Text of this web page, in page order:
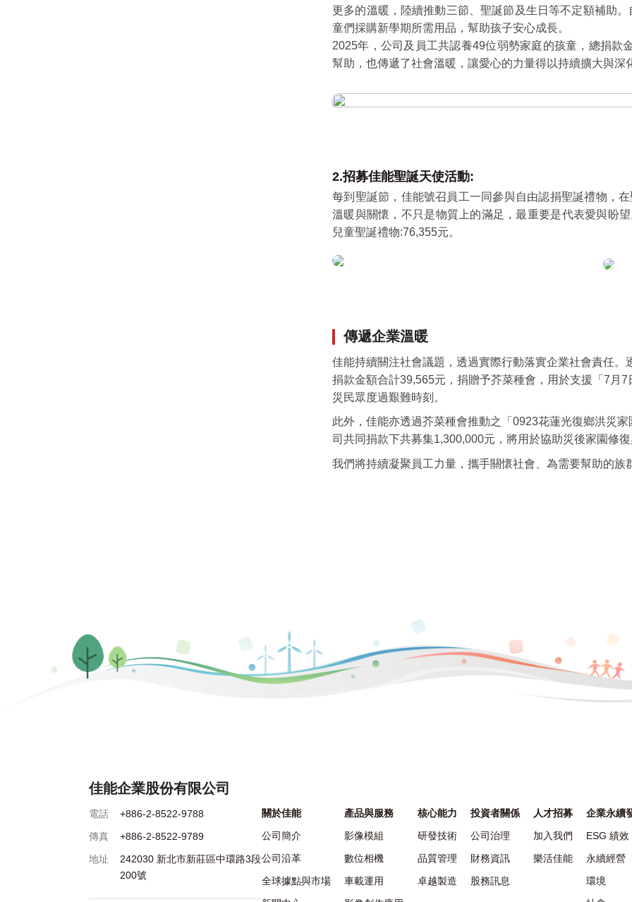
更多的溫暖，陸續推動三節、聖誕節及生日等不定額補助
童們採購新學期所需用品，幫助孩子安心成長。
2025年，公司及員工共認養49位弱勢家庭的孩童，總捐款
幫助，也傳遞了社會溫暖，讓愛心的力量得以持續擴大與深
2.招募佳能聖誕天使活動:
每到聖誕節，佳能號召員工一同參與自由認捐聖誕禮物，
溫暖與關懷，不只是物質上的滿足，最重要是代表愛與盼
兒童聖誕禮物:76,355元。
傳遞企業溫暖
佳能持續關注社會議題，透過實際行動落實企業社會責任
捐款金額合計39,565元，捐贈予芥菜種會，用於支援「7月
災民眾度過艱難時刻。
此外，佳能亦透過芥菜種會推動之「0923花蓮光復鄉洪災
司共同捐款下共募集1,300,000元，將用於協助災後家園修
我們將持續凝聚員工力量，攜手關懷社會、為需要幫助的
佳能企業股份有限公司
電話
+886-2-8522-9788
傳真
+886-2-8522-9789
地址
242030 新北市新莊區中環路3段
200號
關於佳能
公司簡介
公司沿革
全球據點與市場
產品與服務
影像模組
數位相機
車載運用
核心能力
研發技術
品質管理
卓越製造
投資者關係
公司治理
財務資訊
股務訊息
人才招募
加入我們
樂活佳能
企業永續
ESG 績效
永續經營
環境